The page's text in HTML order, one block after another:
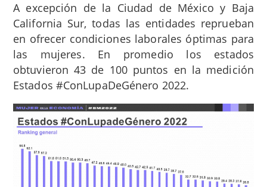
A excepción de la Ciudad de México y Baja
California Sur, todas las entidades reprueban
en ofrecer condiciones laborales óptimas para
las mujeres. En promedio los estados
obtuvieron 43 de 100 puntos en la medición
Estados #ConLupaDeGénero 2022.